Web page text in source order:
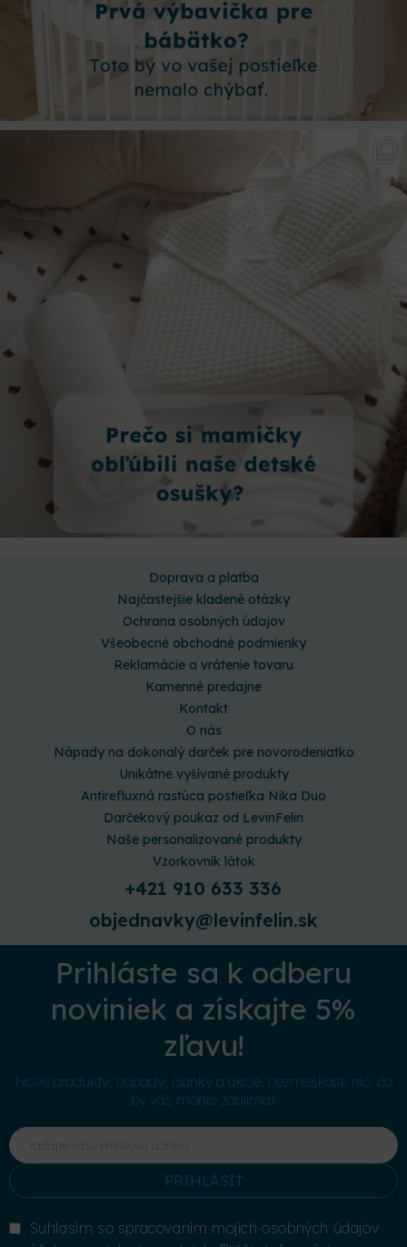
Doprava a platba
Najčastejšie kladené otázky
Ochrana osobných údajov
Všeobecné obchodné podmienky
Reklamácie a vrátenie tovaru
Kamenné predajne
Kontakt
O nás
Nápady na dokonalý darček pre novorodeniatko
Unikátne vyšívané produkty
Antirefluxná rastúca postieľka Nika Duo
Darčekový poukaz od LevinFelin
Naše personalizované produkty
Vzorkovník látok
+421 910 633 336
objednavky@levinfelin.sk
Prihláste sa k odberu
noviniek a získajte 5%
zľavu!
Nové produkty, nápady, články a akcie, nezmeškajte nič, čo
by vás mohlo zaujímať
PRIHLÁSIŤ
Suhlasím so spracovaním mojich osobných údajov